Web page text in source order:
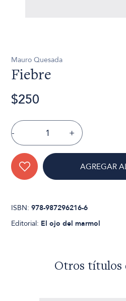
Mauro Quesada
Fiebre
$250
- +
AGREGAR
ISBN:978-987296216-6
Editorial: El ojo del marmol
Otros títulos